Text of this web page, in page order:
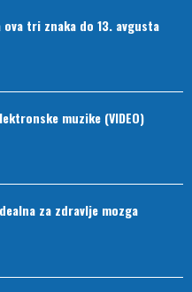
tri znaka do 13. avgusta
muzike (VIDEO)
za zdravlje mozga